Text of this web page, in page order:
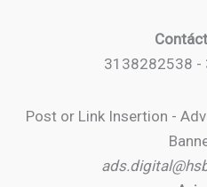
3138282538 -
Post or Link Insertion -